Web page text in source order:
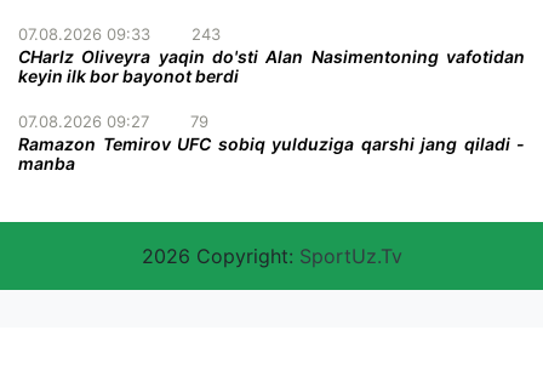
07.08.2026 09:33 243
CHarlz Oliveyra yaqin do'sti Alan Nasimentoning vafotidan
keyin ilk bor bayonot berdi
07.08.2026 09:27 79
Ramazon Temirov UFC sobiq yulduziga qarshi jang qiladi -
manba
2026 Copyright: SportUz.Tv